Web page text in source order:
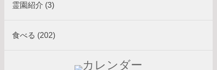
霊園紹介 (3)
食べる (202)